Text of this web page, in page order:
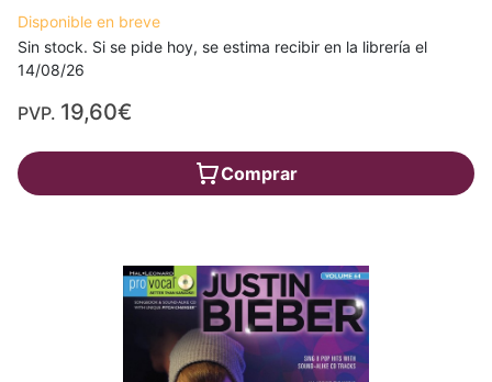
Disponible en breve
Sin stock. Si se pide hoy, se estima recibir en la librería el
14/08/26
PVP. 19,60€
Comprar